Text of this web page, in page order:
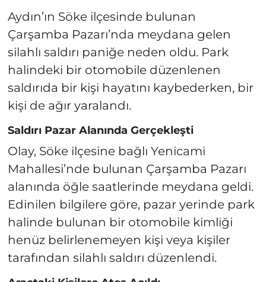
Aydın’ın Söke ilçesinde bulunan
Çarşamba Pazarı’nda meydana gelen
silahlı saldırı paniğe neden oldu. Park
halindeki bir otomobile düzenlenen
saldırıda bir kişi hayatını kaybederken, bir
kişi de ağır yaralandı.
Saldırı Pazar Alanında Gerçekleşti
Olay, Söke ilçesine bağlı Yenicami
Mahallesi’nde bulunan Çarşamba Pazarı
alanında öğle saatlerinde meydana geldi.
Edinilen bilgilere göre, pazar yerinde park
halinde bulunan bir otomobile kimliği
henüz belirlenemeyen kişi veya kişiler
tarafından silahlı saldırı düzenlendi.